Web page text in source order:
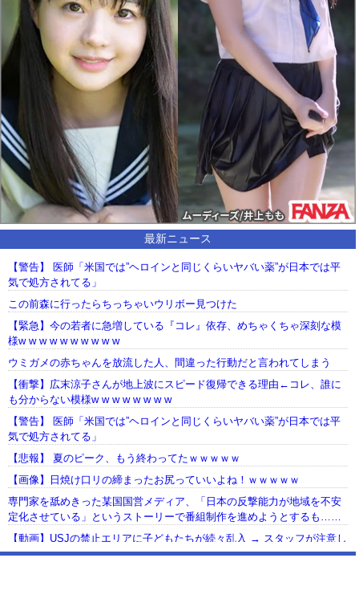
最新ニュース
【警告】 医師「米国では”ヘロインと同じくらいヤバい薬”が日本では平
気で処方されてる」
この前森に行ったらちっちゃいウリボー見つけた
【緊急】今の若者に急増している『コレ』依存、めちゃくちゃ深刻な模
様w w w w w w w w w w
ウミガメの赤ちゃんを放流した人、間違った行動だと言われてしまう
【衝撃】広末涼子さんが地上波にスピード復帰できる理由←コレ、誰に
も分からない模様w w w w w w w w
【警告】 医師「米国では”ヘロインと同じくらいヤバい薬”が日本では平
気で処方されてる」
【悲報】 夏のピーク、もう終わってたｗｗｗｗｗ
【画像】日焼け口リの締まったお尻っていいよね！ｗｗｗｗｗ
専門家を舐めきった某国国営メディア、「日本の反撃能力が地域を不安
定化させている」というストーリーで番組制作を進めようとするも……
【動画】USJの禁止エリアに子どもたちが続々乱入 → スタッフが注意し
ても止まらない事態に